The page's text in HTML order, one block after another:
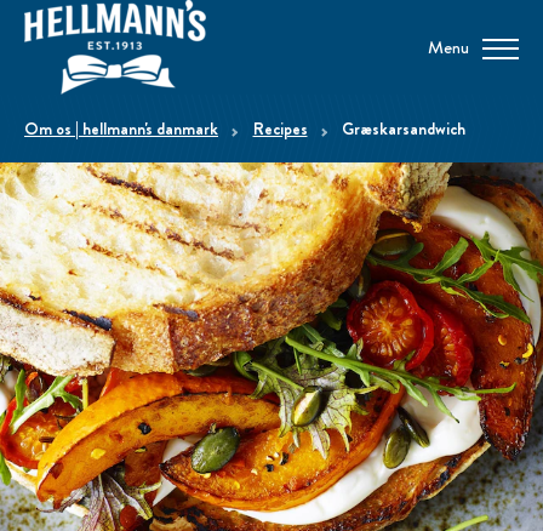
Menu
om os | hellmann's danmark Recipes Græskarsandwich